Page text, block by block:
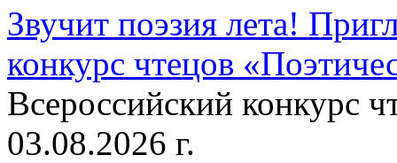
Звучит поэзия лета!
конкурс чтецов
Всероссийский конкурс
03.08.2026 г.